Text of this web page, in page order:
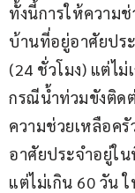
ทั้งนี้การให้ความ
บ้านที่อยู่อาศัยปร
(24 ชั่วโมง) แต่ไ
กรณีน้ำท่วมขังติด
ความช่วยเหลือค
อาศัยประจำอยู่ใ
แต่ไม่เกิน 60 วัน